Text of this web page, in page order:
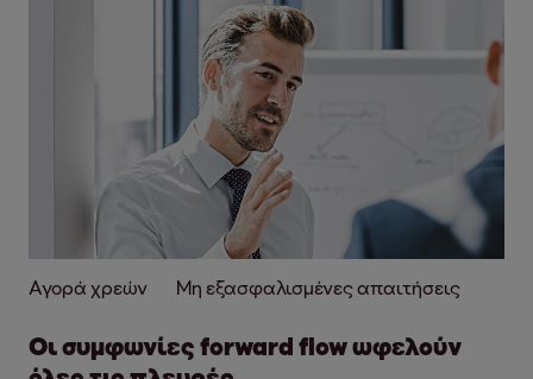
Αγορά χρεών Μη εξασφαλισμένες απαιτήσεις
Οι συμφωνίες forward flow ωφελούν